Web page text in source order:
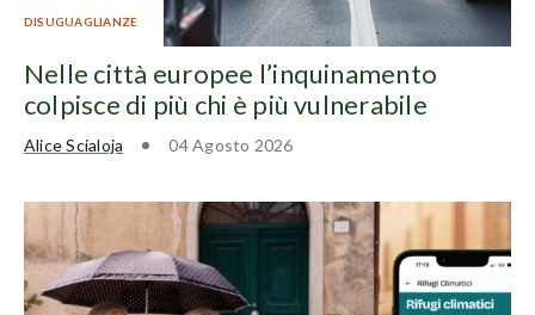
DISUGUAGLIANZE
Nelle città europee l’inquinamento
colpisce di più chi è più vulnerabile
Alice Scialoja 04 Agosto 2026